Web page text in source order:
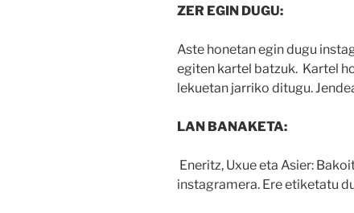
ZER EGIN DUGU:
Aste honetan egin dugu
egiten kartel batzuk. Kartel
lekuetan jarriko ditugu.
LAN BANAKETA:
Eneritz, Uxue eta Asier:
instagramera. Ere etiketatu